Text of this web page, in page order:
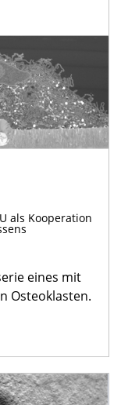
als Kooperation
eines mit
Osteoklasten.